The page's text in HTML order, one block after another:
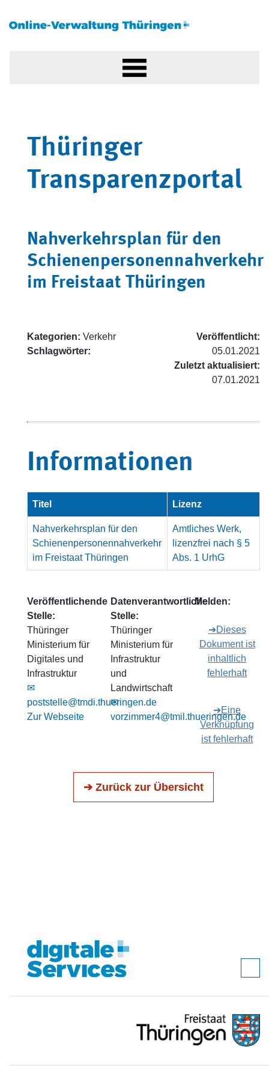
Thüringer
Transparenzportal
Nahverkehrsplan für den
Schienenpersonennahverkehr
im Freistaat Thüringen
Kategorien: Verkehr
Schlagwörter:
Veröffentlicht:
05.01.2021
Zuletzt aktualisiert:
07.01.2021
Informationen
Titel Lizenz
Nahverkehrsplan für den
Schienenpersonennahverkehr
im Freistaat Thüringen
Amtliches Werk,
lizenzfrei nach § 5
Abs. 1 UrhG
Veröffentlichende
Stelle:
Thüringer
Ministerium für
Digitales und
Infrastruktur
✉
poststelle@tmdi.thueringen.de
Zur Webseite
Datenverantwortliche
Stelle:
Thüringer
Ministerium für
Infrastruktur
und
Landwirtschaft
✉
vorzimmer4@tmil.thueringen.de
Melden:
➔Dieses
Dokument ist
inhaltlich
fehlerhaft
➔Eine
Verknüpfung
ist fehlerhaft
➔ Zurück zur Übersicht